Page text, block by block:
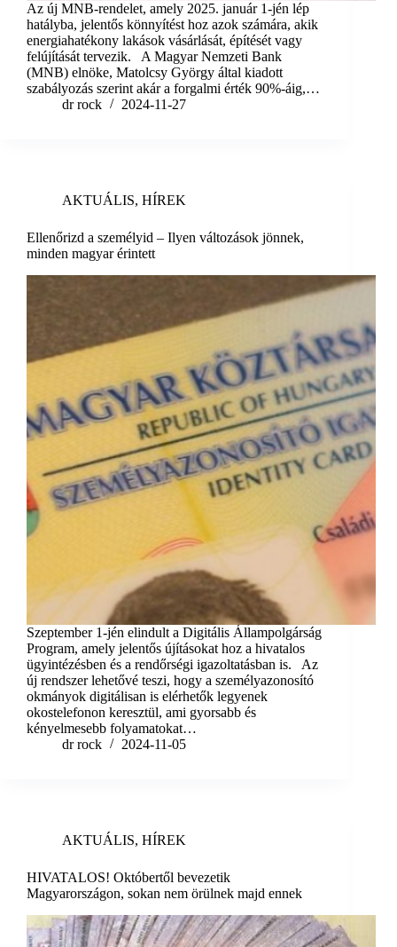
Az új MNB-rendelet, amely 2025. január 1-jén lép
hatályba, jelentős könnyítést hoz azok számára, akik
energiahatékony lakások vásárlását, építését vagy
felújítását tervezik. A Magyar Nemzeti Bank
(MNB) elnöke, Matolcsy György által kiadott
szabályozás szerint akár a forgalmi érték 90%-áig,…
dr rock
2024-11-27
AKTUÁLIS, HÍREK
Ellenőrizd a személyid – Ilyen változások jönnek,
minden magyar érintett
Szeptember 1-jén elindult a Digitális Állampolgárság
Program, amely jelentős újításokat hoz a hivatalos
ügyintézésben és a rendőrségi igazoltatásban is. Az
új rendszer lehetővé teszi, hogy a személyazonosító
okmányok digitálisan is elérhetők legyenek
okostelefonon keresztül, ami gyorsabb és
kényelmesebb folyamatokat…
dr rock
2024-11-05
AKTUÁLIS, HÍREK
HIVATALOS! Októbertől bevezetik
Magyarországon, sokan nem örülnek majd ennek